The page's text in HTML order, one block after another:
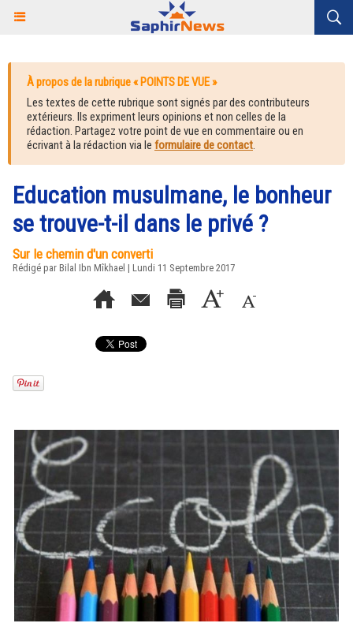
À propos de la rubrique « POINTS DE VUE »
Les textes de cette rubrique sont signés par des contributeurs
extérieurs. Ils expriment leurs opinions et non celles de la
rédaction. Partagez votre point de vue en commentaire ou en
écrivant à la rédaction via le formulaire de contact.
Education musulmane, le bonheur
se trouve-t-il dans le privé ?
Sur le chemin d'un converti
Rédigé par Bilal Ibn Mîkhael | Lundi 11 Septembre 2017